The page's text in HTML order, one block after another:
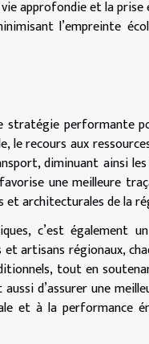
approfondie et la
l’empreinte
stratégie performante
le recours aux
diminuant ainsi
une meilleure
et architecturales de la
c’est également
et artisans régionaux,
tout en
d’assurer une
et à la performance